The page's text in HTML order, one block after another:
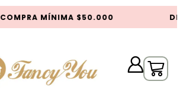
COMPRA MÍNIMA $50.000